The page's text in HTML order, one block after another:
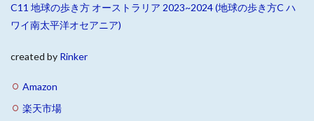
C11 地球の歩き方 オーストラリア 2023~2024 (地球の歩き方C ハ
ワイ南太平洋オセアニア)
created by Rinker
Amazon
楽天市場